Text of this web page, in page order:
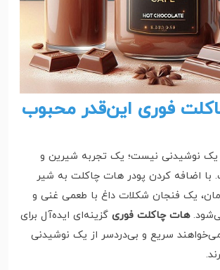
فوری این‌قدر محبوب
نوشیدنی نیست؛ یک تجربه شیرین و
اضافه کردن پودر هات چاکلت به شیر
یک فنجان شکلات داغ با طعمی غنی و
هات چاکلت فوری گزینه‌ای ایده‌آل برای
سریع و بی‌دردسر از یک نوشیدنی